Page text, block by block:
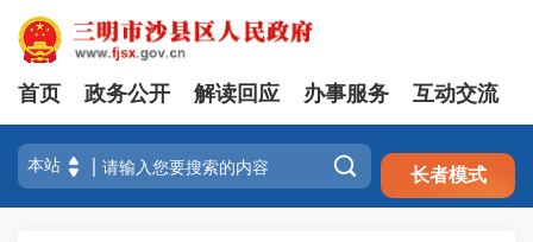
注册 登录
首页 政务公开 解读回应 办事服务 互动交流
 长者模式